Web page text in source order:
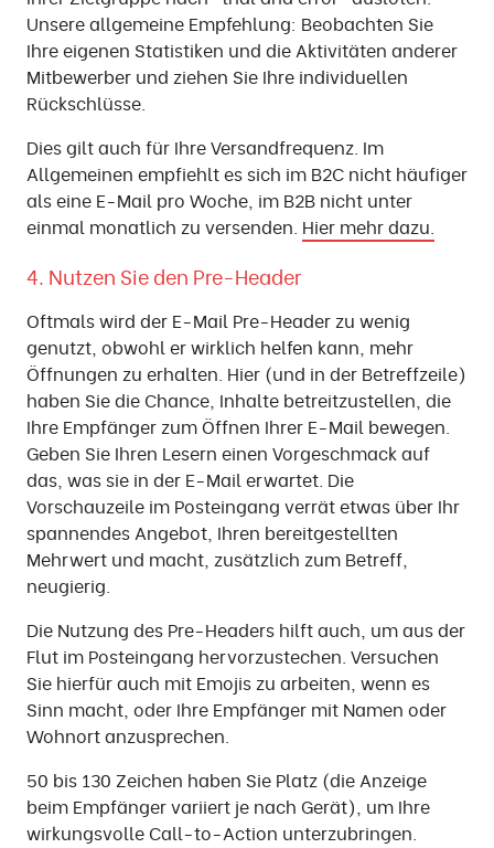
Unsere allgemeine Empfehlung: Beobachten Sie
Ihre eigenen Statistiken und die Aktivitäten anderer
Mitbewerber und ziehen Sie Ihre individuellen
Rückschlüsse.
Dies gilt auch für Ihre Versandfrequenz. Im
Allgemeinen empfiehlt es sich im B2C nicht häufiger
als eine E-Mail pro Woche, im B2B nicht unter
einmal monatlich zu versenden. Hier mehr dazu.
4. Nutzen Sie den Pre-Header
Oftmals wird der E-Mail Pre-Header zu wenig
genutzt, obwohl er wirklich helfen kann, mehr
Öffnungen zu erhalten. Hier (und in der Betreffzeile)
haben Sie die Chance, Inhalte betreitzustellen, die
Ihre Empfänger zum Öffnen Ihrer E-Mail bewegen.
Geben Sie Ihren Lesern einen Vorgeschmack auf
das, was sie in der E-Mail erwartet. Die
Vorschauzeile im Posteingang verrät etwas über Ihr
spannendes Angebot, Ihren bereitgestellten
Mehrwert und macht, zusätzlich zum Betreff,
neugierig.
Die Nutzung des Pre-Headers hilft auch, um aus der
Flut im Posteingang hervorzustechen. Versuchen
Sie hierfür auch mit Emojis zu arbeiten, wenn es
Sinn macht, oder Ihre Empfänger mit Namen oder
Wohnort anzusprechen.
50 bis 130 Zeichen haben Sie Platz (die Anzeige
beim Empfänger variiert je nach Gerät), um Ihre
wirkungsvolle Call-to-Action unterzubringen.